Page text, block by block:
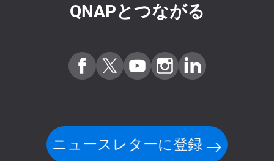
QNAPとつながる
ニュースレターに登録